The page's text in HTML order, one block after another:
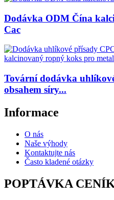
Dodávka ODM Čína
Cac
Tovární dodávka
obsahem síry...
Informace
O nás
Naše výhody
Kontaktujte nás
Často kladené otázky
POPTÁVKA